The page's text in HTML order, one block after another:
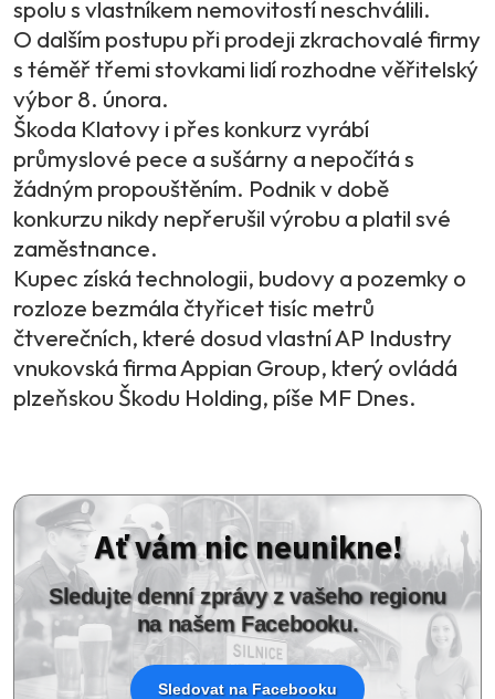
spolu s vlastníkem nemovitostí neschválili.
O dalším postupu při prodeji zkrachovalé firmy
s téměř třemi stovkami lidí rozhodne věřitelský
výbor 8. února.
Škoda Klatovy i přes konkurz vyrábí
průmyslové pece a sušárny a nepočítá s
žádným propouštěním. Podnik v době
konkurzu nikdy nepřerušil výrobu a platil své
zaměstnance.
Kupec získá technologii, budovy a pozemky o
rozloze bezmála čtyřicet tisíc metrů
čtverečních, které dosud vlastní AP Industry
vnukovská firma Appian Group, který ovládá
plzeňskou Škodu Holding, píše MF Dnes.
Ať vám nic neunikne!
Sledujte denní zprávy z vašeho regionu
na našem Facebooku.
Sledovat na Facebooku